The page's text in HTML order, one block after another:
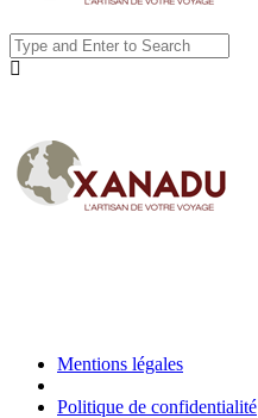
Mentions légales
Politique de confidentialité